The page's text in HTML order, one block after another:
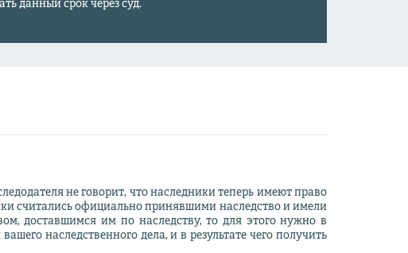
данный срок через суд.
не говорит, что наследники теперь имеют право
считались официально принявшими наследство и имели
доставшимся им по наследству, то для этого нужно в
наследственного дела, и в результате чего получить